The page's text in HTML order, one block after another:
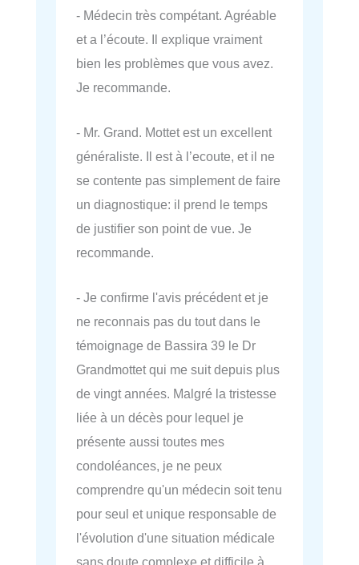
- Médecin très compétant. Agréable
et a l’écoute. Il explique vraiment
bien les problèmes que vous avez.
Je recommande.
- Mr. Grand. Mottet est un excellent
généraliste. Il est à l’ecoute, et il ne
se contente pas simplement de faire
un diagnostique: il prend le temps
de justifier son point de vue. Je
recommande.
- Je confirme l'avis précédent et je
ne reconnais pas du tout dans le
témoignage de Bassira 39 le Dr
Grandmottet qui me suit depuis plus
de vingt années. Malgré la tristesse
liée à un décès pour lequel je
présente aussi toutes mes
condoléances, je ne peux
comprendre qu'un médecin soit tenu
pour seul et unique responsable de
l'évolution d'une situation médicale